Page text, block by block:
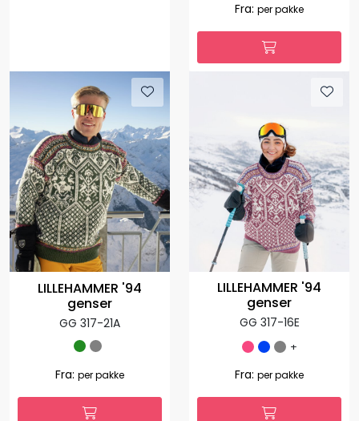
Fra: per pakke
LILLEHAMMER '94
genser
GG 317-21A
Fra: per pakke
LILLEHAMMER '94
genser
GG 317-16E
+
Fra: per pakke